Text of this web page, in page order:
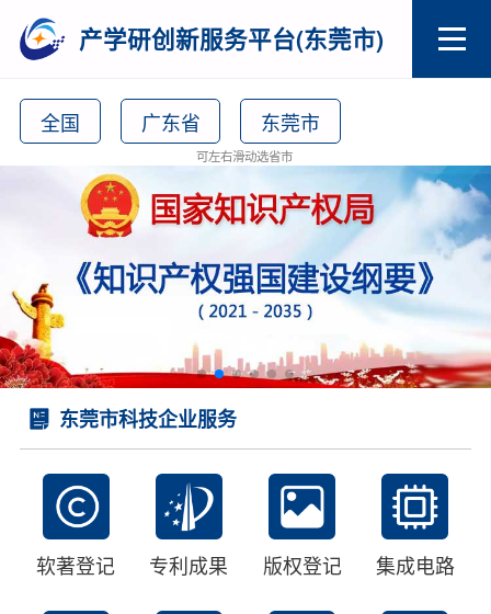
产学研创新服务平台(东莞市)
全国 广东省 东莞市
可左右滑动选省市
东莞市科技企业服务
软著登记 专利成果 版权登记 集成电路